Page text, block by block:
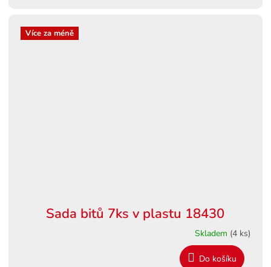
Více za méně
Sada bitů 7ks v plastu 18430
Skladem (4 ks)
Do košíku